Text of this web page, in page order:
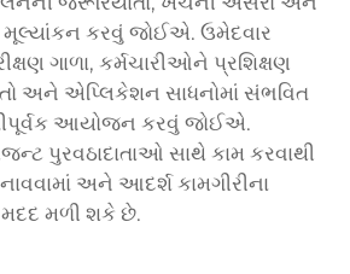
મૂલ્યાંકન કરવું જોઈએ. ઉમેદવાર
ગાળા, કર્મચારીઓને પ્રશિક્ષણ
અને એપ્લિકેશન સાધનોમાં સંભવિત
આયોજન કરવું જોઈએ.
પુરવઠાદાતાઓ સાથે કામ કરવાથી
અને આદર્શ કામગીરીના
મદદ મળી શકે છે.